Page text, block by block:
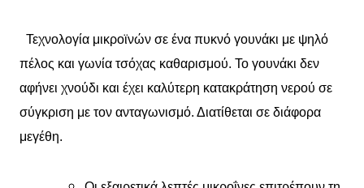
Τεχνολογία μικροϊνών σε ένα πυκνό γουνάκι με ψηλό
πέλος και γωνία τσόχας καθαρισμού. Το γουνάκι δεν
αφήνει χνούδι και έχει καλύτερη κατακράτηση νερού σε
σύγκριση με τον ανταγωνισμό. Διατίθεται σε διάφορα
μεγέθη.